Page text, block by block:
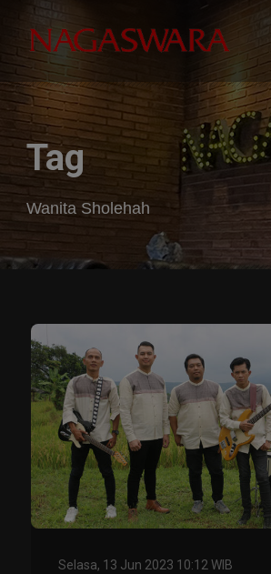
Tag
Wanita Sholehah
Selasa, 13 Jun 2023 10:12 WIB
modal-check